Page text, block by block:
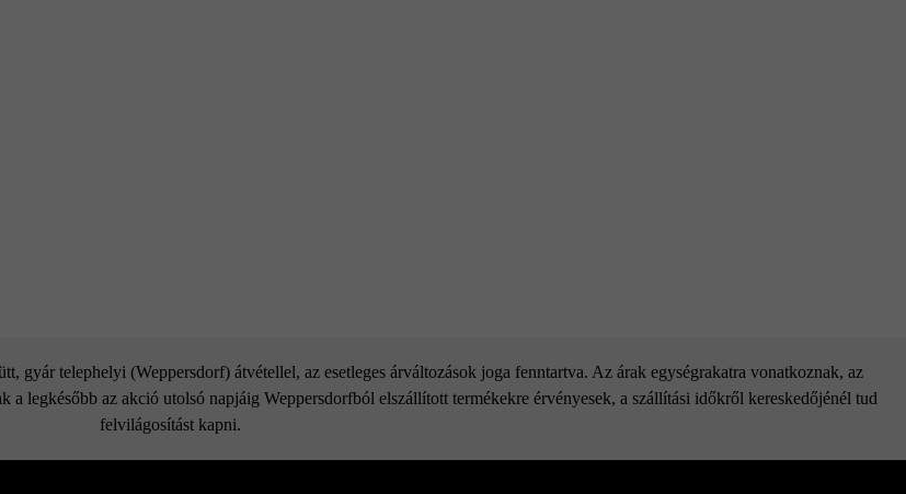
gyár telephelyi (Weppersdorf) átvétellel, az esetleges árváltozások joga fenntartva. Az árak egységrakatra vonatkoznak, az
legkésőbb az akció utolsó napjáig Weppersdorfból elszállított termékekre érvényesek, a szállítási időkről kereskedőjénél tud
felvilágosítást kapni.